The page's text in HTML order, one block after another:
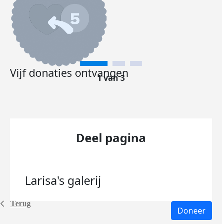
Terug
Vijf donaties ontvangen
1 van 3
Deel pagina
Larisa's galerij
Doneer